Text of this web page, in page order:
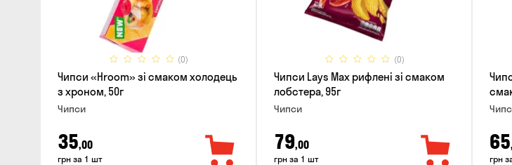
(0)
Чипси «Hroom» зі смаком холодець
з хроном, 50г
Чипси
35,00
грн за 1 шт
(0)
Чипси Lays Max рифлені зі смаком
лобстера, 95г
Чипси
79,00
грн за 1 шт
65
грн